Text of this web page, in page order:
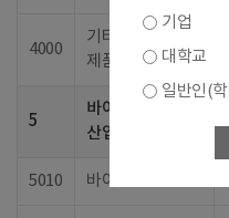
4000
기타 바이오환경
제품 및 서비스
5
바이오의료기기
산업
5010 바이오센서
기업
대학교
일반인(